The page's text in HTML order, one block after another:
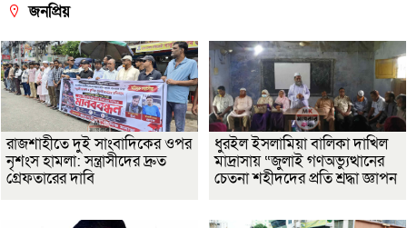
জনপ্রিয়
রাজশাহীতে দুই সাংবাদিকের ওপর
নৃশংস হামলা: সন্ত্রাসীদের দ্রুত
গ্রেফতারের দাবি
ধুরইল ইসলামিয়া বালিকা দাখিল
মাদ্রাসায় “জুলাই গণঅভ্যুত্থানের
চেতনা শহীদদের প্রতি শ্রদ্ধা জ্ঞাপন